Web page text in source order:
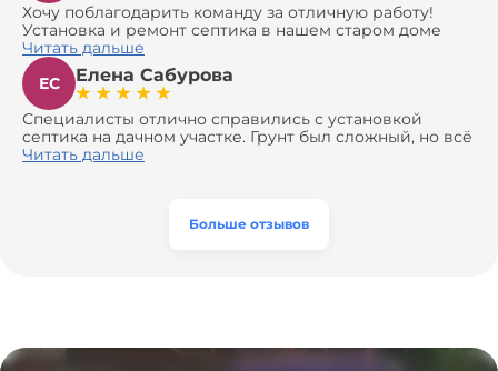
Хочу поблагодарить команду за отличную работу!
Установка и ремонт септика в нашем старом доме
оказались сложной задачей, но ребята справились на
все 100%. Всё сделали аккуратно и профессионально.
Давали полезные рекомендации, не пытались
навязать ничего лишнего, помогли с выбором и
доставкой материалов, что позволило нам
сэкономить. Выполнили монтаж и демонтаж
оборудования, заменили трубы, обновили
эту компанию всем, кто ищет надёжных
Читать дальше
ЕС
Елена Сабурова
Специалисты отлично справились с установкой
септика на дачном участке. Грунт был сложный, но всё
сделали быстро и аккуратно. Помогли выбрать
Читать дальше
Больше отзывов